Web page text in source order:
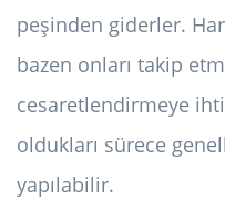
peşinden giderler.
bazen onları takip
cesaretlendirmeye
oldukları sürece
yapılabilir.